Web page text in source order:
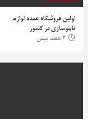
اولین فروشگاه عمده لوازم
تابلوسازی در کشور
2 هفته پیش